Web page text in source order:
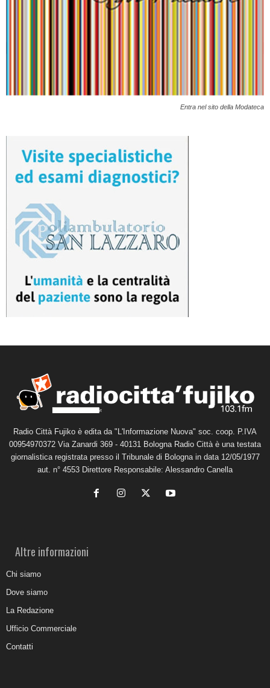
Entra nel sito della Modateca
Radio Città Fujiko è edita da "L'Informazione Nuova" soc. coop. P.IVA
00954970372 Via Zanardi 369 - 40131 Bologna Radio Città è una testata
giornalistica registrata presso il Tribunale di Bologna in data 12/05/1977
aut. n° 4553 Direttore Responsabile: Alessandro Canella
Altre informazioni
Chi siamo
Dove siamo
La Redazione
Ufficio Commerciale
Contatti